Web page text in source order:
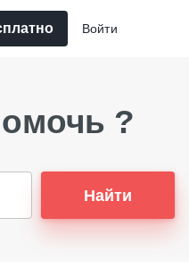
Войти
?
Найти